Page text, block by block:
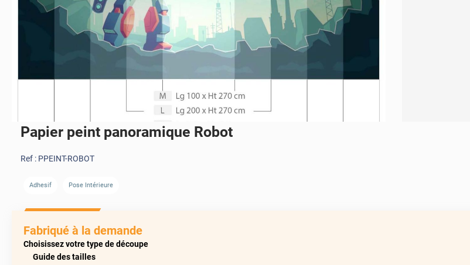
Papier peint panoramique Robot
Ref : PPEINT-ROBOT
Adhesif Pose Intérieure
Fabriqué à la demande
Choisissez votre type de découpe
Guide des tailles